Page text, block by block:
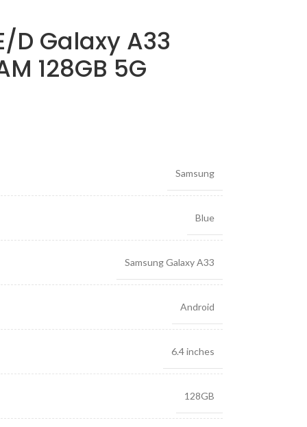
D Galaxy A33
128GB 5G
Samsung
Blue
Samsung Galaxy A33
Android
6.4 inches
128GB